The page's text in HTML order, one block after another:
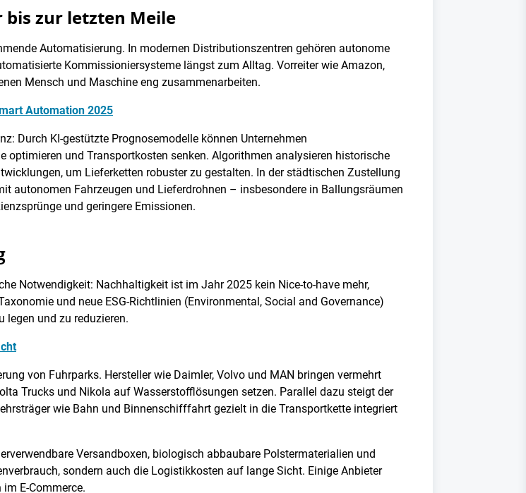
zur letzten Meile
Automatisierung. In modernen Distributionszentren gehören autonome
Kommissioniersysteme längst zum Alltag. Vorreiter wie Amazon,
Mensch und Maschine eng zusammenarbeiten.
Automation 2025
Durch KI-gestützte Prognosemodelle können Unternehmen
optimieren und Transportkosten senken. Algorithmen analysieren historische
um Lieferketten robuster zu gestalten. In der städtischen Zustellung
autonomen Fahrzeugen und Lieferdrohnen – insbesondere in Ballungsräumen
und geringere Emissionen.
Notwendigkeit: Nachhaltigkeit ist im Jahr 2025 kein Nice-to-have mehr,
und neue ESG-Richtlinien (Environmental, Social and Governance)
legen und zu reduzieren.
von Fuhrparks. Hersteller wie Daimler, Volvo und MAN bringen vermehrt
Trucks und Nikola auf Wasserstofflösungen setzen. Parallel dazu steigt der
wie Bahn und Binnenschifffahrt gezielt in die Transportkette integriert
Versandboxen, biologisch abbaubare Polstermaterialien und
sondern auch die Logistikkosten auf lange Sicht. Einige Anbieter
E-Commerce.